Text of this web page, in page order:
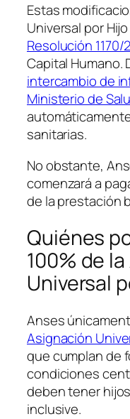
Estas
Universal por
Resolución 1170/
Capital Humano.
intercambio de
Ministerio de
sanitarias.
No obstante,
comenzará a
de la prestación
Quiénes
100% de
Universal
Anses
Asignación
que cumplan de
condiciones
deben tener
inclusive.